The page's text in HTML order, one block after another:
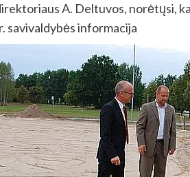
A. Deltuvos, norėtųsi,
savivaldybės informacija